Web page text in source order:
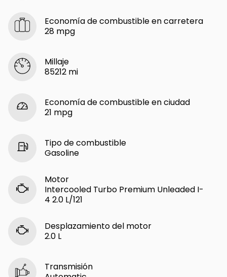
Economía de combustible en carretera
28 mpg
Millaje
85212 mi
Economía de combustible en ciudad
21 mpg
Tipo de combustible
Gasoline
Motor
Intercooled Turbo Premium Unleaded I-
4 2.0 L/121
Desplazamiento del motor
2.0 L
Transmisión